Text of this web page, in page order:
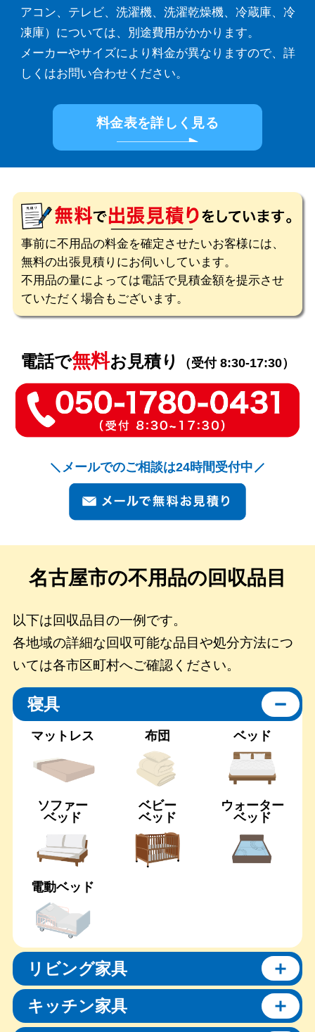
アコン、テレビ、洗濯機、洗濯乾燥機、冷蔵庫、冷
凍庫）については、別途費用がかかります。
メーカーやサイズにより料金が異なりますので、詳
しくはお問い合わせください。
料金表を詳しく見る
事前に不用品の料金を確定させたいお客様には、
無料の出張見積りにお伺いしています。
不用品の量によっては電話で見積金額を提示させ
ていただく場合もございます。
電話で無料お見積り （受付 8:30-17:30）
メールでのご相談は24時間受付中
名古屋市の不用品の回収品目
以下は回収品目の一例です。
各地域の詳細な回収可能な品目や処分方法につ
いては各市区町村へご確認ください。
寝具
マットレス 布団 ベッド
ソファー
ベッド
ベビー
ベッド
ウォーター
ベッド
電動ベッド
リビング家具
キッチン家具